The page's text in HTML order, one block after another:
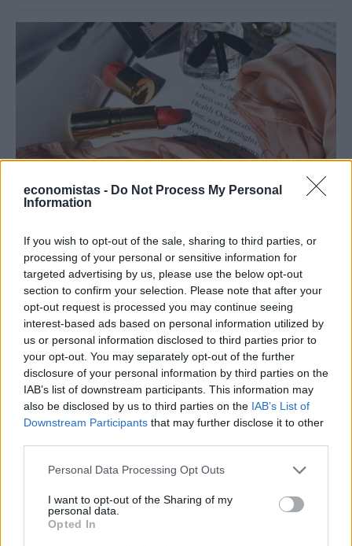
economistas - Do Not Process My Personal
Information
If you wish to opt-out of the sale, sharing to third parties, or
processing of your personal or sensitive information for
targeted advertising by us, please use the below opt-out
section to confirm your selection. Please note that after your
opt-out request is processed you may continue seeing
interest-based ads based on personal information utilized by
us or personal information disclosed to third parties prior to
your opt-out. You may separately opt-out of the further
disclosure of your personal information by third parties on the
IAB’s list of downstream participants. This information may
also be disclosed by us to third parties on the IAB’s List of
Downstream Participants that may further disclose it to other
Personal Data Processing Opt Outs
I want to opt-out of the Sharing of my
personal data.
Opted In
Τι είναι το «φαινόμενο του κραγιόν» στο
οποίο πόνταρε η L’Oréal
Έχετε νιώσει ποτέ την ανάγκη να αγοράσετε κάτι μόνο και μόνο για
να αισθανθείτε καλύτερα; Αν ναι, δεν είστε οι μόνοι. Το «φαινόμενο
του κραγιόν» περιγράφει ακριβώς αυτή την τάση των
καταναλωτών να στρέφονται σε μικρές και σχετικά προσιτές
αγορές, όπως τα καλλυντικά, σε περιόδους έντονης οικονομικής ή
ψυχολογικής πίεσης.
NEWSROOM/ 05 Αυγ 2026